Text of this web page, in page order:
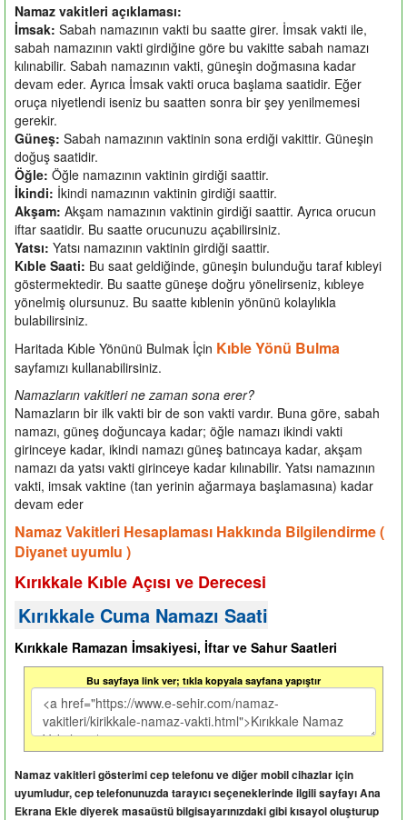
Namaz vakitleri açıklaması:
İmsak: Sabah namazının vakti bu saatte girer. İmsak vakti ile,
sabah namazının vakti girdiğine göre bu vakitte sabah namazı
kılınabilir. Sabah namazının vakti, güneşin doğmasına kadar
devam eder. Ayrıca İmsak vakti oruca başlama saatidir. Eğer
oruça niyetlendi iseniz bu saatten sonra bir şey yenilmemesi
gerekir.
Güneş: Sabah namazının vaktinin sona erdiği vakittir. Güneşin
doğuş saatidir.
Öğle: Öğle namazının vaktinin girdiği saattir.
İkindi: İkindi namazının vaktinin girdiği saattir.
Akşam: Akşam namazının vaktinin girdiği saattir. Ayrıca orucun
iftar saatidir. Bu saatte orucunuzu açabilirsiniz.
Yatsı: Yatsı namazının vaktinin girdiği saattir.
Kıble Saati: Bu saat geldiğinde, güneşin bulunduğu taraf kıbleyi
göstermektedir. Bu saatte güneşe doğru yönelirseniz, kıbleye
yönelmiş olursunuz. Bu saatte kıblenin yönünü kolaylıkla
bulabilirsiniz.
Haritada Kıble Yönünü Bulmak İçin Kıble Yönü Bulma
sayfamızı kullanabilirsiniz.
Namazların vakitleri ne zaman sona erer?
Namazların bir ilk vakti bir de son vakti vardır. Buna göre, sabah
namazı, güneş doğuncaya kadar; öğle namazı ikindi vakti
girinceye kadar, ikindi namazı güneş batıncaya kadar, akşam
namazı da yatsı vakti girinceye kadar kılınabilir. Yatsı namazının
vakti, imsak vaktine (tan yerinin ağarmaya başlamasına) kadar
devam eder
Namaz Vakitleri Hesaplaması Hakkında Bilgilendirme (
Diyanet uyumlu )
Kırıkkale Kıble Açısı ve Derecesi
Kırıkkale Cuma Namazı Saati
Kırıkkale Ramazan İmsakiyesi, İftar ve Sahur Saatleri
Bu sayfaya link ver; tıkla kopyala sayfana yapıştır
Namaz vakitleri gösterimi cep telefonu ve diğer mobil cihazlar için
uyumludur, cep telefonunuzda tarayıcı seçeneklerinde ilgili sayfayı Ana
Ekrana Ekle diyerek masaüstü bilgisayarınızdaki gibi kısayol oluşturup